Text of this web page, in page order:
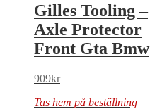
Gilles Tooling –
Axle Protector
Front Gta Bmw
909kr
Tas hem på beställning